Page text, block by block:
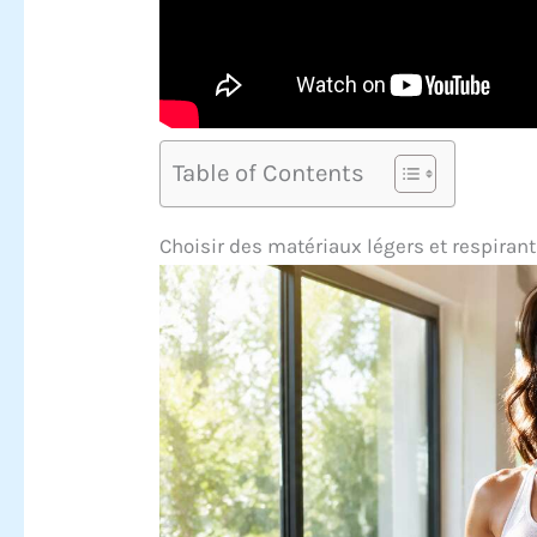
Table of Contents
Choisir des matériaux légers et